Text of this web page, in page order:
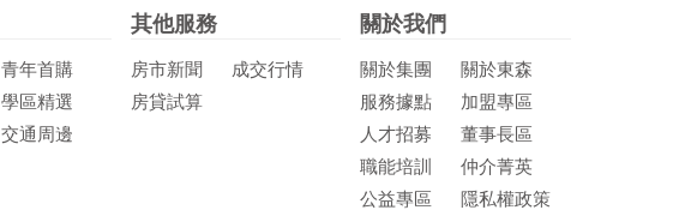
青年首購
學區精選
交通周邊
其他服務
房市新聞
成交行情
房貸試算
關於我們
關於集團
關於東森
服務據點
加盟專區
人才招募
董事長區
職能培訓
仲介菁英
公益專區
隱私權政策